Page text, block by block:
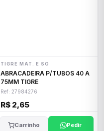
TIGRE MAT. E SO
ABRACADEIRA P/TUBOS 40 A
75MM TIGRE
Ref: 27984276
R$ 2,65
Carrinho Pedir